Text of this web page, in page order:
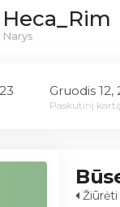
Heca_Rim
Narys
Gruodis 12,
Paskutinį